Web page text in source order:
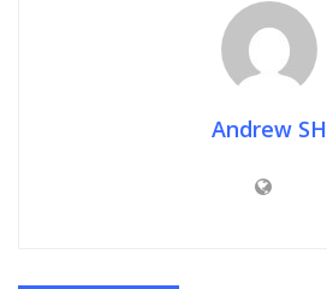
Andrew SH